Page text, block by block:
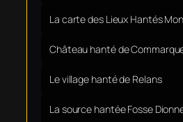
La carte des Lieux Hantés
Château hanté de
Le village hanté de Relans
La source hantée Fosse